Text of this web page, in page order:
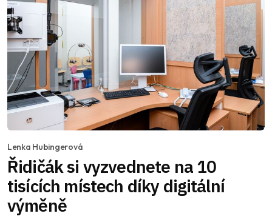
Lenka Hubingerová
Řidičák si vyzvednete na 10
tisících místech díky digitální
výměně